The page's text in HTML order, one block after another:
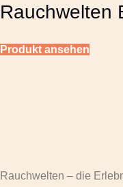
Rauchwelten
Produkt ansehen
Rauchwelten – die